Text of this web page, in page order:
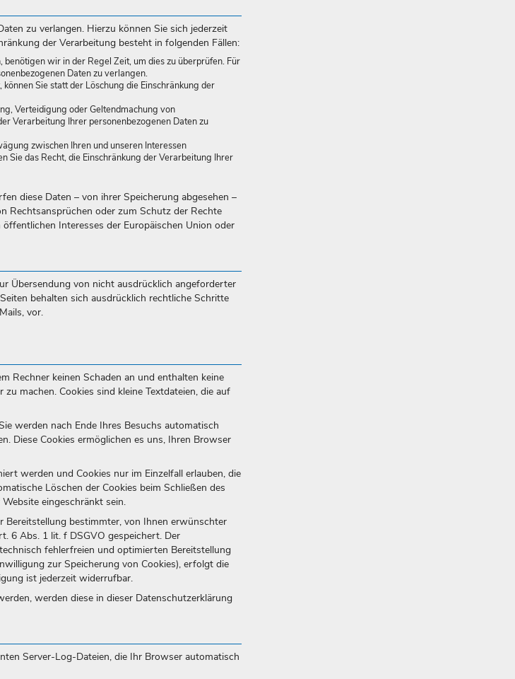
zu verlangen. Hierzu können Sie sich jederzeit
der Verarbeitung besteht in folgenden Fällen:
wir in der Regel Zeit, um dies zu überprüfen. Für
Daten zu verlangen.
Sie statt der Löschung die Einschränkung der
Verteidigung oder Geltendmachung von
Verarbeitung Ihrer personenbezogenen Daten zu
zwischen Ihren und unseren Interessen
Sie das Recht, die Einschränkung der Verarbeitung Ihrer
diese Daten – von ihrer Speicherung abgesehen –
Rechtsansprüchen oder zum Schutz der Rechte
Interesses der Europäischen Union oder
Übersendung von nicht ausdrücklich angeforderter
behalten sich ausdrücklich rechtliche Schritte
vor.
Rechner keinen Schaden an und enthalten keine
machen. Cookies sind kleine Textdateien, die auf
werden nach Ende Ihres Besuchs automatisch
Diese Cookies ermöglichen es uns, Ihren Browser
werden und Cookies nur im Einzelfall erlauben, die
Löschen der Cookies beim Schließen des
eingeschränkt sein.
Bereitstellung bestimmter, von Ihnen erwünschter
6 Abs. 1 lit. f DSGVO gespeichert. Der
fehlerfreien und optimierten Bereitstellung
zur Speicherung von Cookies), erfolgt die
ist jederzeit widerrufbar.
werden diese in dieser Datenschutzerklärung
Server-Log-Dateien, die Ihr Browser automatisch